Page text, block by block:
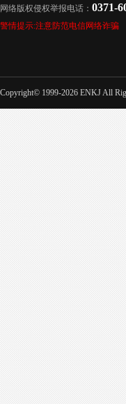
网络版权侵权举报电话： 0371-
警情提示:注意防范电信网络诈骗
Copyright© 1999-2026 ENKJ All